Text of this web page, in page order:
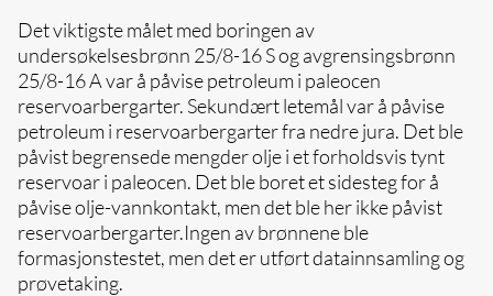
Det viktigste målet med boringen av
undersøkelsesbrønn 25/8-16 S og avgrensingsbrønn
25/8-16 A var å påvise petroleum i paleocen
reservoarbergarter. Sekundært letemål var å påvise
petroleum i reservoarbergarter fra nedre jura. Det ble
påvist begrensede mengder olje i et forholdsvis tynt
reservoar i paleocen. Det ble boret et sidesteg for å
påvise olje-vannkontakt, men det ble her ikke påvist
reservoarbergarter.Ingen av brønnene ble
formasjonstestet, men det er utført datainnsamling og
prøvetaking.